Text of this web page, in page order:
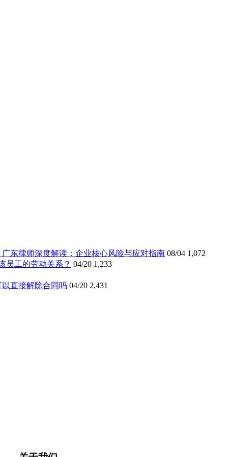
东律师深度解读：企业核心风险与应对指南 08/04 1,072
员工的劳动关系？ 04/20 1,233
直接解除合同吗 04/20 2,431